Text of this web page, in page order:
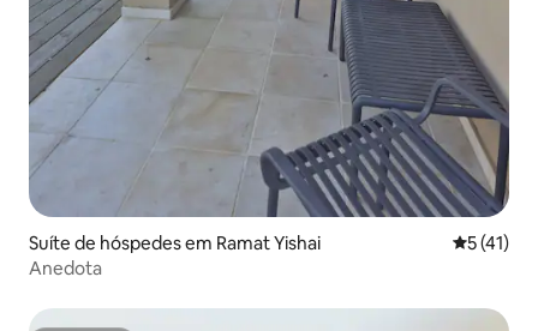
Suíte de hóspedes em Ramat Yishai
5 (41)
Anedota